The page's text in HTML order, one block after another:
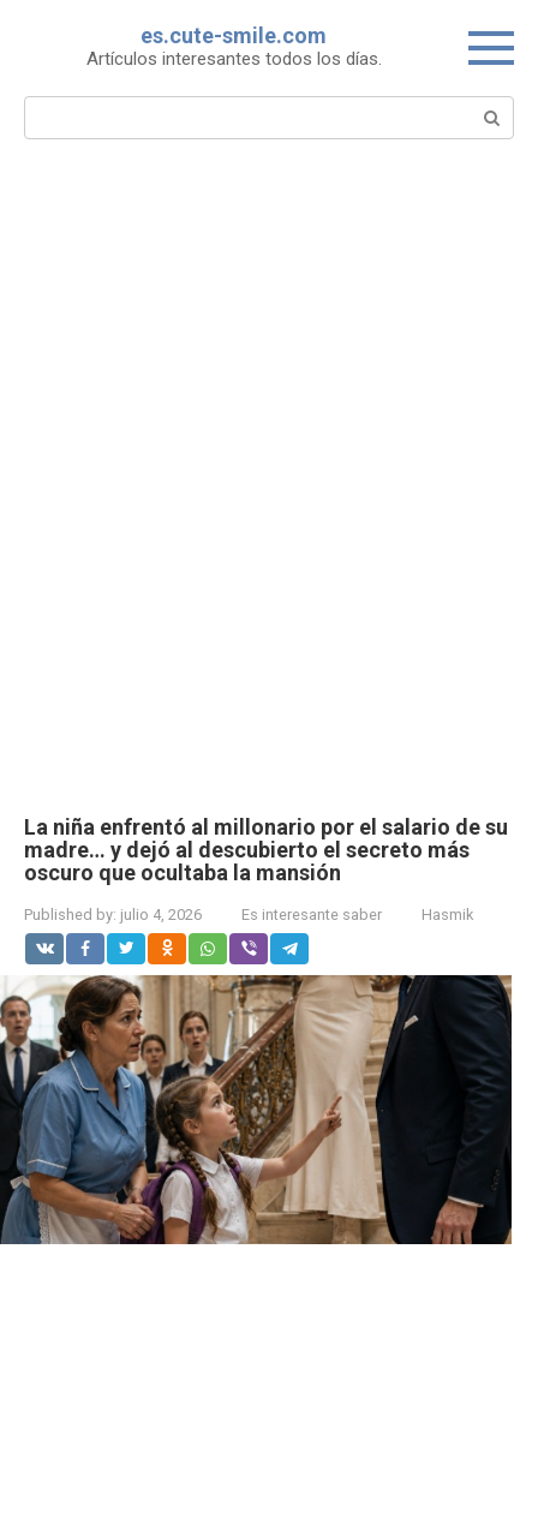
es.cute-smile.com
Artículos interesantes todos los días.
Search:
La niña enfrentó al millonario por el salario de su
madre… y dejó al descubierto el secreto más
oscuro que ocultaba la mansión
Published by: julio 4, 2026 Es interesante saber Hasmik